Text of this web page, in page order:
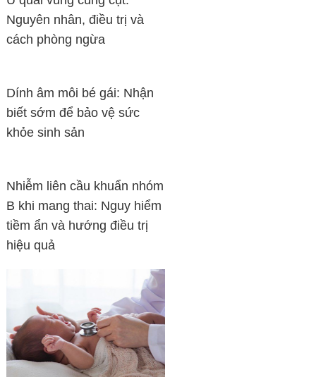
Nguyên nhân, điều trị và
cách phòng ngừa
Dính âm môi bé gái: Nhận
biết sớm để bảo vệ sức
khỏe sinh sản
Nhiễm liên cầu khuẩn nhóm
B khi mang thai: Nguy hiểm
tiềm ẩn và hướng điều trị
hiệu quả